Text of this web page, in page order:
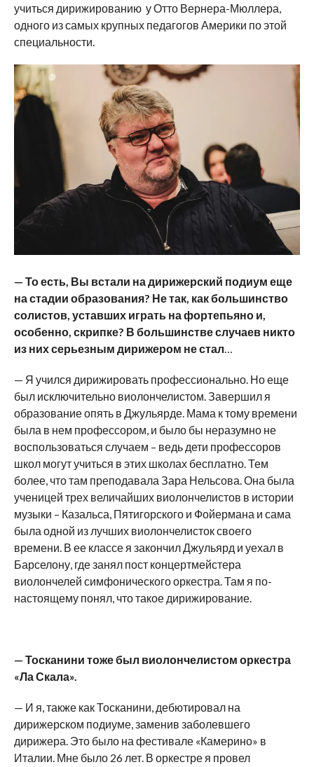
учиться дирижированию у Отто Вернера-Мюллера,
одного из самых крупных педагогов Америки по этой
специальности.
— То есть, Вы встали на дирижерский подиум еще
на стадии образования? Не так, как большинство
солистов, уставших играть на фортепьяно и,
особенно, скрипке? В большинстве случаев никто
из них серьезным дирижером не стал…
— Я учился дирижировать профессионально. Но еще
был исключительно виолончелистом. Завершил я
образование опять в Джульярде. Мама к тому времени
была в нем профессором, и было бы неразумно не
воспользоваться случаем – ведь дети профессоров
школ могут учиться в этих школах бесплатно. Тем
более, что там преподавала Зара Нельсова. Она была
ученицей трех величайших виолончелистов в истории
музыки – Казальса, Пятигорского и Фойермана и сама
была одной из лучших виолончелисток своего
времени. В ее классе я закончил Джульярд и уехал в
Барселону, где занял пост концертмейстера
виолончелей симфонического оркестра. Там я по-
настоящему понял, что такое дирижирование.
— Тосканини тоже был виолончелистом оркестра
«Ла Скала».
— И я, также как Тосканини, дебютировал на
дирижерском подиуме, заменив заболевшего
дирижера. Это было на фестивале «Камерино» в
Италии. Мне было 26 лет. В оркестре я провел